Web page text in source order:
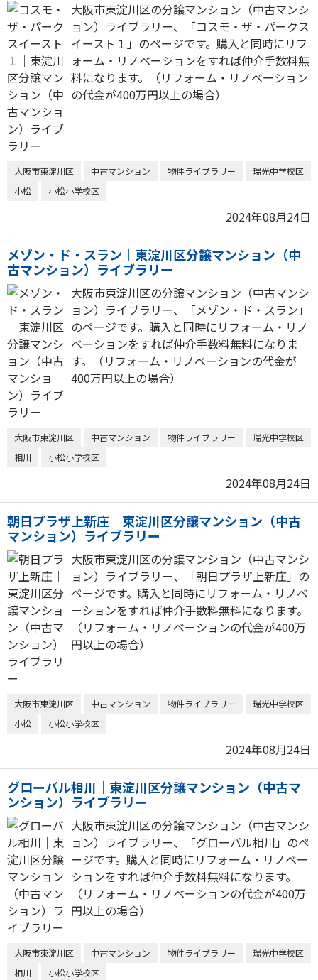
大阪市東淀川区の分譲マンション（中古マンシ
ョン）ライブラリー、「コスモ・ザ・パークス
イースト１」のページです。購入と同時にリフ
ォーム・リノベーションをすれば仲介手数料無
料になります。（リフォーム・リノベーション
の代金が400万円以上の場合）
大阪市東淀川区 中古マンション 物件ライブラリー
瑞光中学校区
小松
小松小学校区
2024年08月24日
メゾン・ド・スラン｜東淀川区分譲マンション（中
古マンション）ライブラリー
大阪市東淀川区の分譲マンション（中古マンシ
ョン）ライブラリー、「メゾン・ド・スラン」
のページです。購入と同時にリフォーム・リノ
ベーションをすれば仲介手数料無料になりま
す。（リフォーム・リノベーションの代金が
400万円以上の場合）
大阪市東淀川区 中古マンション 物件ライブラリー
瑞光中学校区
相川
小松小学校区
2024年08月24日
朝日プラザ上新庄｜東淀川区分譲マンション（中古
マンション）ライブラリー
大阪市東淀川区の分譲マンション（中古マンシ
ョン）ライブラリー、「朝日プラザ上新庄」の
ページです。購入と同時にリフォーム・リノベ
ーションをすれば仲介手数料無料になります。
（リフォーム・リノベーションの代金が400万
円以上の場合）
大阪市東淀川区 中古マンション 物件ライブラリー
瑞光中学校区
小松
小松小学校区
2024年08月24日
グローバル相川｜東淀川区分譲マンション（中古マ
ンション）ライブラリー
大阪市東淀川区の分譲マンション（中古マンシ
ョン）ライブラリー、「グローバル相川」のペ
ージです。購入と同時にリフォーム・リノベー
ションをすれば仲介手数料無料になります。
（リフォーム・リノベーションの代金が400万
円以上の場合）
大阪市東淀川区 中古マンション 物件ライブラリー
瑞光中学校区
相川
小松小学校区